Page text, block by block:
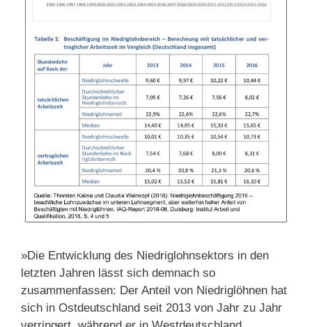
»Die Entwicklung des Niedriglohnsektors in den
letzten Jahren lässt sich demnach so
zusammenfassen: Der Anteil von Niedriglöhnen hat
sich in Ostdeutschland seit 2013 von Jahr zu Jahr